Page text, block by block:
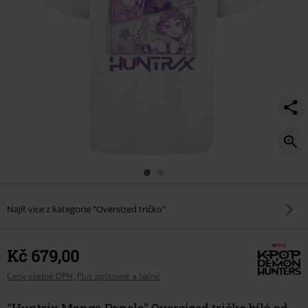
Najít více z kategorie "Oversized tričko"
Kč 679,00
Ceny včetně DPH, Plus poštovné a balné